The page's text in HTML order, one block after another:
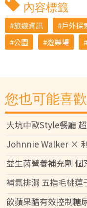
內容標籤
旅遊資訊 戶外探
公園
遊樂場
您也可能喜
大坑中歐Style餐廳
Johnnie Walker ×
益生菌營養補充劑 個
補氣排濕 五指毛桃蓮
飲蘋果醋有效控制糖